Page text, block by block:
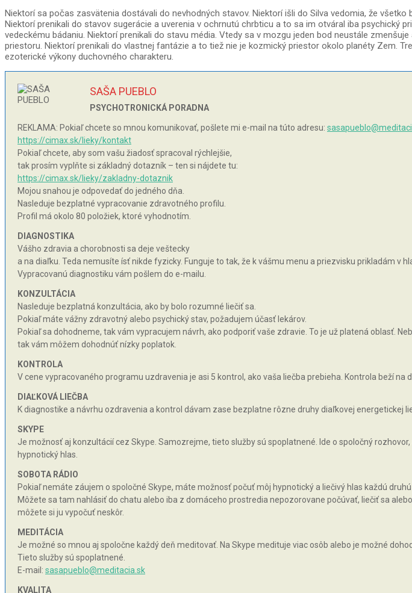
Niektorí sa počas zasvätenia dostávali do nevhodných stavov. Niektorí išli do Silva vedomia, že
Niektorí prenikali do stavov sugerácie a uverenia v ochrnutú chrbticu a to sa im otváral iba psychický
vedeckému bádaniu. Niektorí prenikali do stavu média. Vtedy sa v mozgu jeden bod neustále
priestoru. Niektorí prenikali do vlastnej fantázie a to tiež nie je kozmický priestor okolo planéty Zem.
ezoterické výkony duchovného charakteru.
SAŠA PUEBLO
PSYCHOTRONICKÁ PORADNA
REKLAMA: Pokiaľ chcete so mnou komunikovať, pošlete mi e-mail na túto adresu:
https://cimax.sk/lieky/kontakt
Pokiaľ chcete, aby som vašu žiadosť spracoval rýchlejšie,
tak prosím vyplňte si základný dotazník – ten si nájdete tu:
https://cimax.sk/lieky/zakladny-dotaznik
Mojou snahou je odpovedať do jedného dňa.
Nasleduje bezplatné vypracovanie zdravotného profilu.
Profil má okolo 80 položiek, ktoré vyhodnotím.
DIAGNOSTIKA
Vášho zdravia a chorobnosti sa deje veštecky
a na diaľku. Teda nemusíte ísť nikde fyzicky. Funguje to tak, že k vášmu menu a priezvisku prikladám v
Vypracovanú diagnostiku vám pošlem do e-mailu.
KONZULTÁCIA
Nasleduje bezplatná konzultácia, ako by bolo rozumné liečiť sa.
Pokiaľ máte vážny zdravotný alebo psychický stav, požadujem účasť lekárov.
Pokiaľ sa dohodneme, tak vám vypracujem návrh, ako podporiť vaše zdravie. To je už platená oblasť.
tak vám môžem dohodnúť nízky poplatok.
KONTROLA
V cene vypracovaného programu uzdravenia je asi 5 kontrol, ako vaša liečba prebieha. Kontrola beží na
DIAĽKOVÁ LIEČBA
K diagnostike a návrhu ozdravenia a kontrol dávam zase bezplatne rôzne druhy diaľkovej energetickej
SKYPE
Je možnosť aj konzultácií cez Skype. Samozrejme, tieto služby sú spoplatnené. Ide o spoločný
hypnotický hlas.
SOBOTA RÁDIO
Pokiaľ nemáte záujem o spoločné Skype, máte možnosť počuť môj hypnotický a liečivý hlas každú
Môžete sa tam nahlásiť do chatu alebo iba z domáceho prostredia nepozorovane počúvať, liečiť sa
môžete si ju vypočuť neskôr.
MEDITÁCIA
Je možné so mnou aj spoločne každý deň meditovať. Na Skype medituje viac osôb alebo je možné
Tieto služby sú spoplatnené.
E-mail: sasapueblo@meditacia.sk
KVALITA